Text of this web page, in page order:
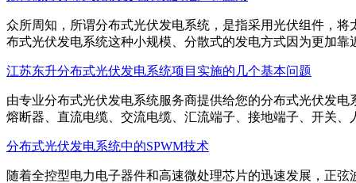
众所周知，所谓分布式光伏发电系统，是指采用光伏组件，
布式光伏发电系统这种小规模、分散式的发电方式因为更加靠
江苏东升分布式光伏发电系统项目实施的几个基本问题
由专业分布式光伏发电系统服务商提供给您的分布式光伏发
熔断器、直流电缆、交流电缆、汇流端子、接地端子、开关、
分布式光伏发电系统中的SPWM技术
随着全控型电力电子器件和高速微处理芯片的迅速发展，正